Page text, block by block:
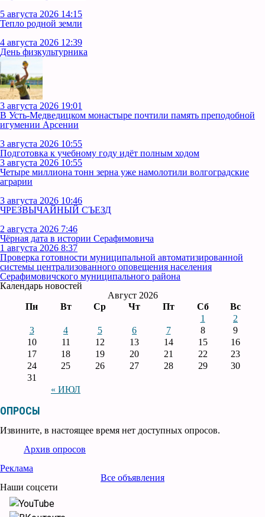
5 августа 2026 14:15
Тепло родной земли
4 августа 2026 12:39
День физкультурника
3 августа 2026 19:01
В Усть‑Медведицком монастыре почтили память преподобной
игумении Арсении
3 августа 2026 10:55
Подготовка к учебному году идёт полным ходом
3 августа 2026 10:55
Четыре миллиона тонн зерна уже намолотили волгоградские
аграрии
3 августа 2026 10:46
ЧРЕЗВЫЧАЙНЫЙ СЪЕЗД
2 августа 2026 7:46
Чёрная дата в истории Серафимовича
1 августа 2026 8:37
Проверка готовности муниципальной автоматизированной
системы централизованного оповещения населения
Серафимовичского муниципального района
Календарь новостей
Август 2026
Пн
Вт Ср Чт Пт Сб Вс
« ИЮЛ
1
2
3
4 5 6 7 8
9
10
11 12 13 14 15
16
17
18 19 20 21 22
23
24
25 26 27 28 29
30
31
ОПРОСЫ
Извините, в настоящее время нет доступных опросов.
Архив опросов
Реклама
Все объявления
Наши соцсети
YouTube